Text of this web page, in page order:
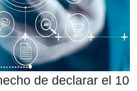
de declarar el 10